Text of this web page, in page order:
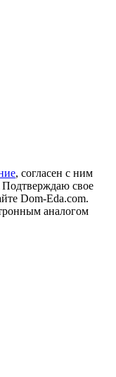
, согласен с ним
Подтверждаю свое
Dom-Eda.com.
аналогом